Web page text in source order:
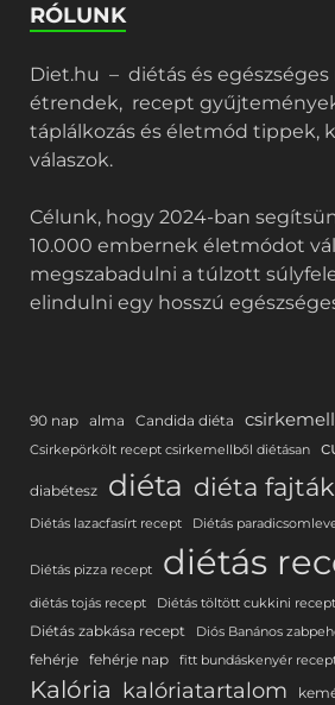
RÓLUNK
Diet.hu – diétás és
étrendek, recept
táplálkozás és életmód tippek,
válaszok.
Célunk, hogy 2024-ban
10.000 embernek életmódot
megszabadulni a túlzott
elindulni egy hosszú
90 nap alma Candida diéta
Csirkepörkölt recept csirkemellből diétásan
diabétesz diéta diéta fajták
Diétás lazacfasírt recept Diétás
Diétás pizza recept diétás
diétás tojás recept Diétás töltött cukkini recept
Diétás zabkása recept Diós Banános
fehérje fehérje nap fitt bundáskenyér
Kalória kalóriatartalom